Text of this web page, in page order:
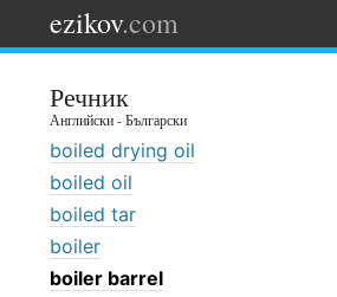
ezikov.com
Речник
Английски - Български
boiled drying oil
boiled oil
boiled tar
boiler
boiler barrel